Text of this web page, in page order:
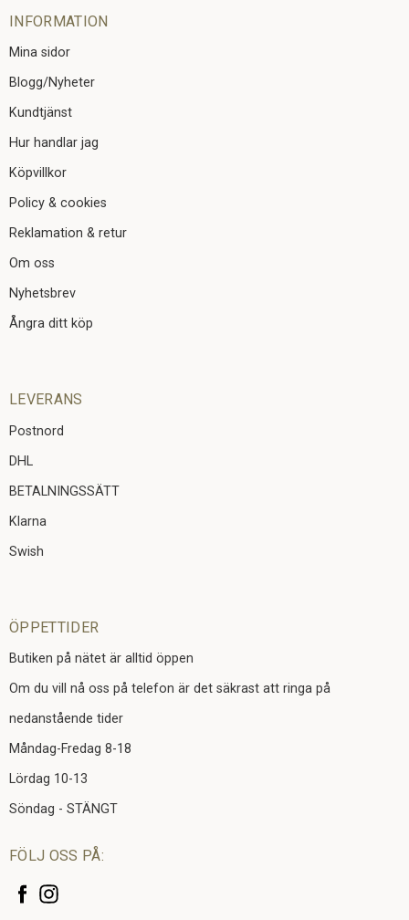
INFORMATION
Mina sidor
Blogg/Nyheter
Kundtjänst
Hur handlar jag
Köpvillkor
Policy & cookies
Reklamation & retur
Om oss
Nyhetsbrev
Ångra ditt köp
LEVERANS
Postnord
DHL
BETALNINGSSÄTT
Klarna
Swish
ÖPPETTIDER
Butiken på nätet är alltid öppen
Om du vill nå oss på telefon är det säkrast att ringa på
nedanstående tider
Måndag-Fredag 8-18
Lördag 10-13
Söndag - STÄNGT
FÖLJ OSS PÅ: